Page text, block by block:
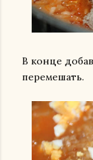
В конце
перемешать.